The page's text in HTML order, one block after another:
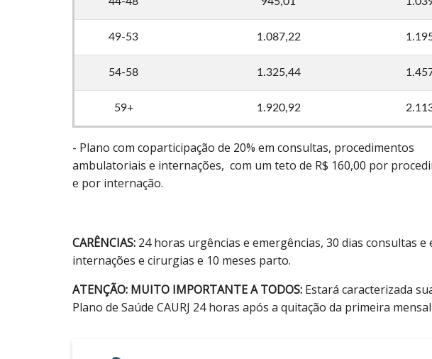
49-53 1.087,22
54-58 1.325,44
59+ 1.920,92
- Plano com coparticipação de 20% em consultas, procedimentos
ambulatoriais e internações, com um teto de R$ 160,00 por
e por internação.
CARÊNCIAS: 24 horas urgências e emergências, 30 dias consultas
internações e cirurgias e 10 meses parto.
ATENÇÃO: MUITO IMPORTANTE A TODOS: Estará caracterizada
Plano de Saúde CAURJ 24 horas após a quitação da primeira